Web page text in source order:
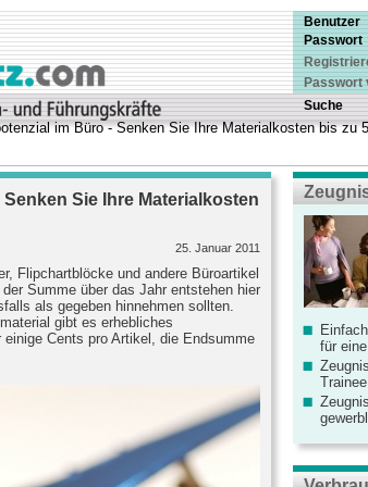
Benutzer
Passwort
Passwort
Suche
im Büro - Senken Sie Ihre Materialkosten bis zu
Sie Ihre Materialkosten
25. Januar 2011
Flipchartblöcke und andere Büroartikel
Summe über das Jahr entstehen hier
als gegeben hinnehmen sollten.
gibt es erhebliches
Cents pro Artikel, die Endsumme
für